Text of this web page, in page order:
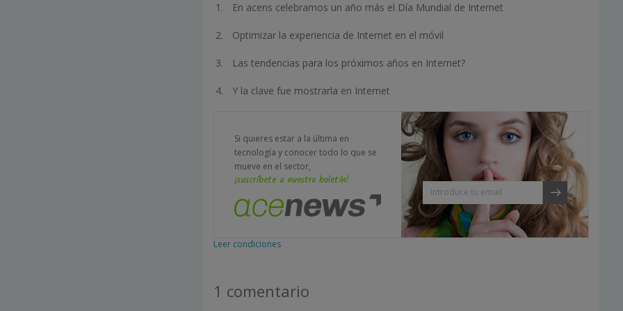
En acens celebramos un año más el Día Mundial de Internet
Optimizar la experiencia de Internet en el móvil
Las tendencias para los próximos años en Internet?
Y la clave fue mostrarla en Internet
Si quieres estar a la última en
tecnología y conocer todo lo que se
mueve en el sector,
¡suscríbete a nuestro boletín!
Leer condiciones
1 comentario